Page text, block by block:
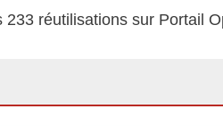
233 réutilisations sur Portail